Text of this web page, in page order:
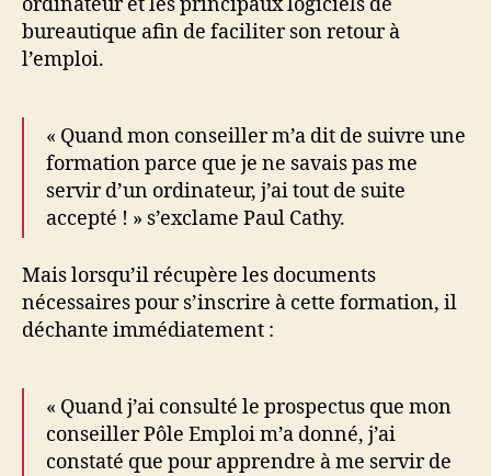
bureautique afin de faciliter son retour à
l’emploi.
« Quand mon conseiller m’a dit de suivre une
formation parce que je ne savais pas me
servir d’un ordinateur, j’ai tout de suite
accepté ! » s’exclame Paul Cathy.
Mais lorsqu’il récupère les documents
nécessaires pour s’inscrire à cette formation, il
déchante immédiatement :
« Quand j’ai consulté le prospectus que mon
conseiller Pôle Emploi m’a donné, j’ai
constaté que pour apprendre à me servir de